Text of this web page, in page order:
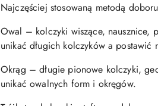
Najczęściej stosowaną metodą
Owal – kolczyki wiszące, nausznice,
unikać długich kolczyków a postawić
Okrąg – długie pionowe kolczyki,
unikać owalnych form i okręgów.